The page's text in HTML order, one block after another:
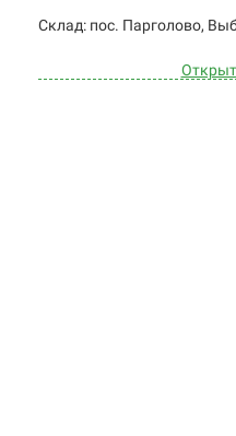
Cклад: пос. Парголово,